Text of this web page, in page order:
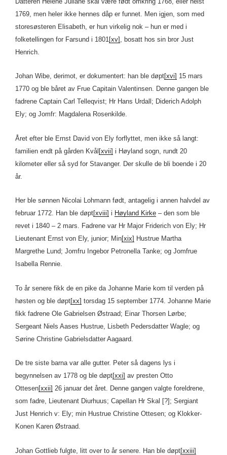
1769, men heler ikke hennes dåp er funnet. Men igjen, som med
storesøsteren Elisabeth, er hun virkelig nok – hun er med i
folketellingen for Farsund i 1801 [xv] , bosatt hos sin bror Just
Henrich.
Johan Wibe, derimot, er dokumentert: han ble døpt[xvi] 15 mars
1770 og ble båret av Frue Capitain Valentinsen. Denne gangen ble
fadrene Captain Carl Telleqvist; Hr Hans Urdall; Diderich Adolph
Ely; og Jomfr: Magdalena Rosenkilde.
Året efter ble Ernst David von Ely forflyttet, men ikke så langt:
familien endt på gården Kvål[xvii] i Høyland sogn, rundt 20
kilometer eller så syd for Stavanger. Der skulle de bli boende i 20
år.
Her ble sønnen Nicolai Lohmann født, antagelig i annen halvdel av
februar 1772. Han ble døpt[xviii] i Høyland Kirke – den som ble
revet i 1840 – 2 mars. Fadrene var Hr Major Friderich von Ely; Hr
Lieutenant Ernst von Ely, junior; Min[xix] Hustrue Martha
Margrethe Lund; Jomfru Ingebor Petronella Tanke; og Jomfrue
Isabella Rennie.
To år senere fikk de en pike da Johanne Marie kom til verden på
høsten og ble døpt[xx] torsdag 15 september 1774. Johanne Marie
fikk fadrene Ole Gabrielsen Østraad; Einar Thorsen Lørbe;
Sergeant Niels Aases Hustrue, Lisbeth Pedersdatter Wagle; og
Sørine Christine Gabrielsdatter Aagaard.
De tre siste barna var alle gutter. Peter så dagens lys i
begynnelsen av 1778 og ble døpt[xxi] av presten Otto
Ottesen[xxii] 26 januar det året. Denne gangen valgte foreldrene,
som fadre, Lieutenant Diurhuus; Capellan Hr Skal [?]; Sergiant
Just Henrich v: Ely; min Hustrue Christine Ottesen; og Klokker-
Konen Karen Østraad.
Johan Gottlieb fulgte, litt over to år senere. Han ble døpt[xxiii]